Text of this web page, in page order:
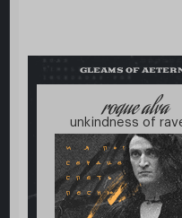
GLEAMS OF
roque alva
unkindness of